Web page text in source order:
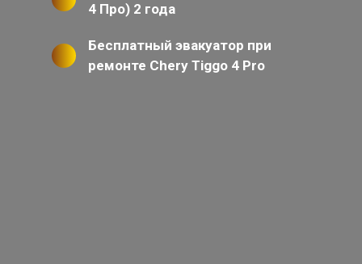
4 Про) 2 года
Бесплатный эвакуатор при
ремонте Chery Tiggo 4 Pro